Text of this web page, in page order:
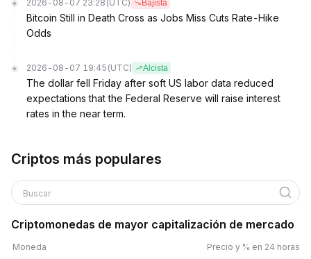
2026-08-07 23:28 (UTC) Bajista
Bitcoin Still in Death Cross as Jobs Miss Cuts Rate-Hike
Odds
2026-08-07 19:45 (UTC) Alcista
The dollar fell Friday after soft US labor data reduced
expectations that the Federal Reserve will raise interest
rates in the near term.
Criptos más populares
Buscar
Criptomonedas de mayor capitalización de mercado
Moneda Precio y % en 24 horas